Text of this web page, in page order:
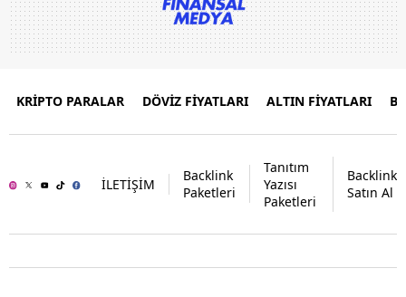
KRİPTO PARALAR DÖVİZ FİYATLARI ALTIN FİYATLARI
İLETİŞİM
Backlink
Paketleri
Tanıtım
Yazısı
Paketleri
Backlink
Satın Al